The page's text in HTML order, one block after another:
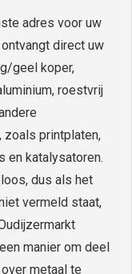
adres voor uw
direct uw
geel koper,
roestvrij
zoals printplaten,
en katalysatoren.
dus als het
vermeld staat,
manier om deel
metaal te